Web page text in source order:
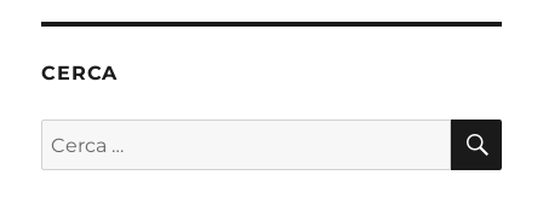
o
k
articoli
CESS
CERCA
Cerca: